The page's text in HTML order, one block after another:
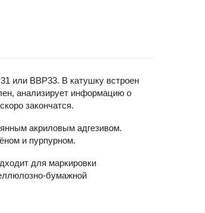
или BBP33. В катушку встроен
анализирует информацию о
закончатся.
акриловым адгезивом.
и пурпурном.
для маркировки
бумажной